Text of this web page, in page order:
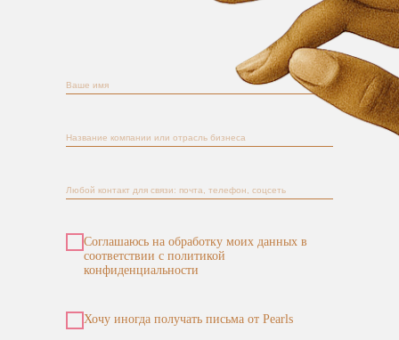
Соглашаюсь на обработку моих данных в
соответствии с политикой
конфиденциальности
Хочу иногда получать письма от Pearls